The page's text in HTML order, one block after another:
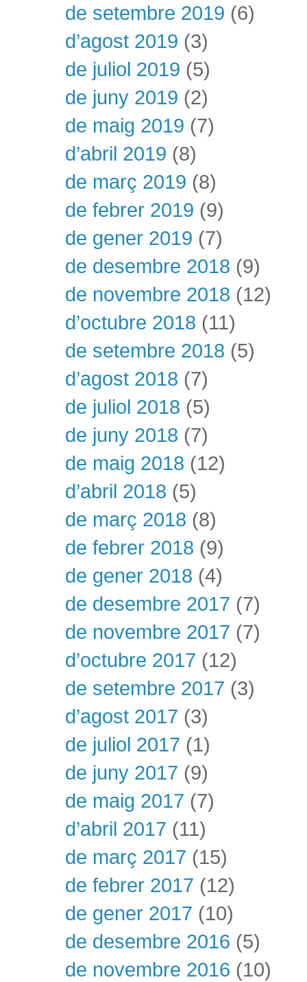
de setembre 2019 (6)
d’agost 2019 (3)
de juliol 2019 (5)
de juny 2019 (2)
de maig 2019 (7)
d’abril 2019 (8)
de març 2019 (8)
de febrer 2019 (9)
de gener 2019 (7)
de desembre 2018 (9)
de novembre 2018 (12)
d’octubre 2018 (11)
de setembre 2018 (5)
d’agost 2018 (7)
de juliol 2018 (5)
de juny 2018 (7)
de maig 2018 (12)
d’abril 2018 (5)
de març 2018 (8)
de febrer 2018 (9)
de gener 2018 (4)
de desembre 2017 (7)
de novembre 2017 (7)
d’octubre 2017 (12)
de setembre 2017 (3)
d’agost 2017 (3)
de juliol 2017 (1)
de juny 2017 (9)
de maig 2017 (7)
d’abril 2017 (11)
de març 2017 (15)
de febrer 2017 (12)
de gener 2017 (10)
de desembre 2016 (5)
de novembre 2016 (10)